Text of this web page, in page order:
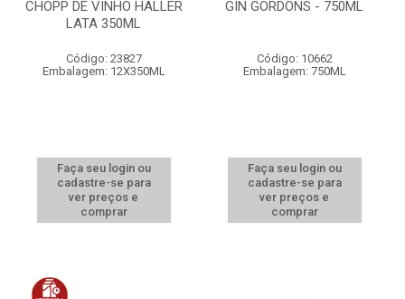
CHOPP DE VINHO HALLER
LATA 350ML
Código: 23827
Embalagem: 12X350ML
Faça seu login ou
cadastre-se para
ver preços e
comprar
GIN GORDONS - 750ML
Código: 10662
Embalagem: 750ML
Faça seu login ou
cadastre-se para
ver preços e
comprar